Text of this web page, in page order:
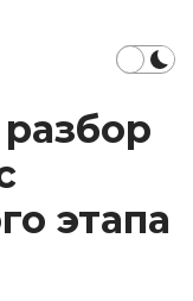
этапа